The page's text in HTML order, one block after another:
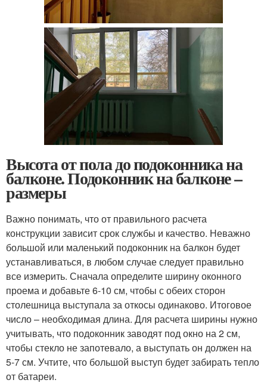
Высота от пола до подоконника на
балконе. Подоконник на балконе –
размеры
Важно понимать, что от правильного расчета
конструкции зависит срок службы и качество. Неважно
большой или маленький подоконник на балкон будет
устанавливаться, в любом случае следует правильно
все измерить. Сначала определите ширину оконного
проема и добавьте 6-10 см, чтобы с обеих сторон
столешница выступала за откосы одинаково. Итоговое
число – необходимая длина. Для расчета ширины нужно
учитывать, что подоконник заводят под окно на 2 см,
чтобы стекло не запотевало, а выступать он должен на
5-7 см. Учтите, что большой выступ будет забирать тепло
от батареи.